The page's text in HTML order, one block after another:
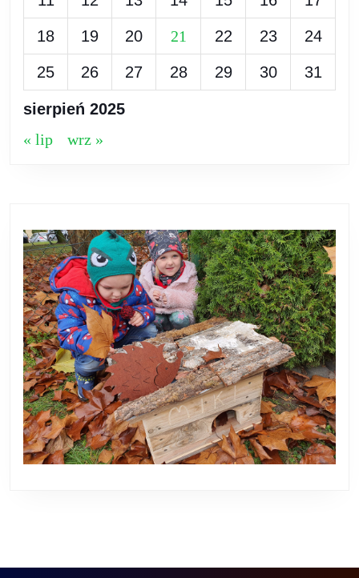
sierpień 2025
18 19 20 21 22 23 24
25 26 27 28 29 30 31
« lip wrz »